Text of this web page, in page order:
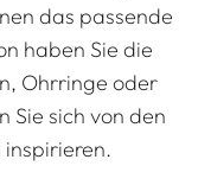
das passende
haben Sie die
Ohrringe oder
Sie sich von den
inspirieren.